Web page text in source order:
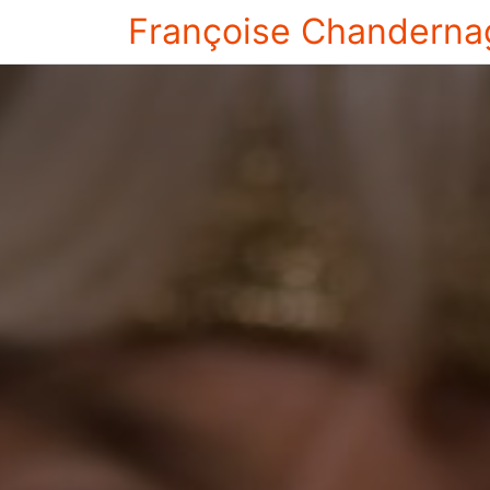
Françoise